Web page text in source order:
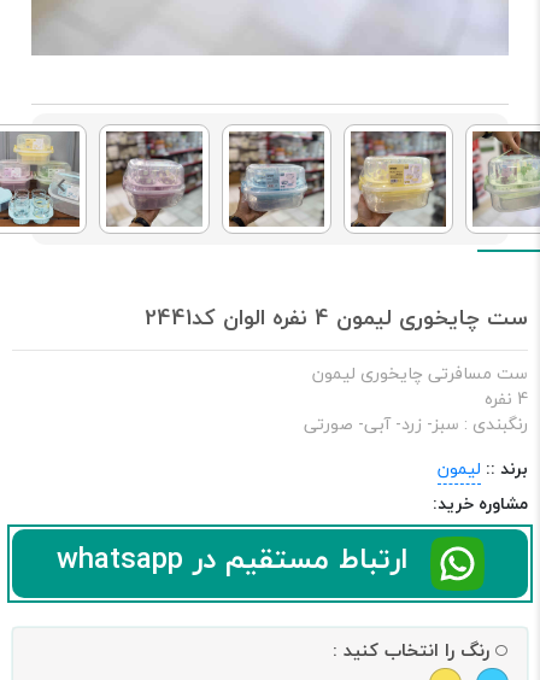
ست چایخوری لیمون 4 نفره الوان کد2441
ست مسافرتی چایخوری لیمون
4 نفره
رنگبندی : سبز- زرد- آبی- صورتی
برند :: لیمون
مشاوره خرید:
ارتباط مستقیم در whatsapp
رنگ را انتخاب کنید :